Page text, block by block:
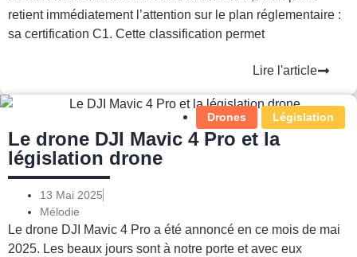
retient immédiatement l’attention sur le plan réglementaire :
sa certification C1. Cette classification permet
Lire l'article
Drones Législation
Le drone DJI Mavic 4 Pro et la
législation drone
13 Mai 2025
Mélodie
Le drone DJI Mavic 4 Pro a été annoncé en ce mois de mai
2025. Les beaux jours sont à notre porte et avec eux